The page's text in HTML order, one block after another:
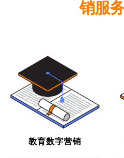
销服务
教育数字营销